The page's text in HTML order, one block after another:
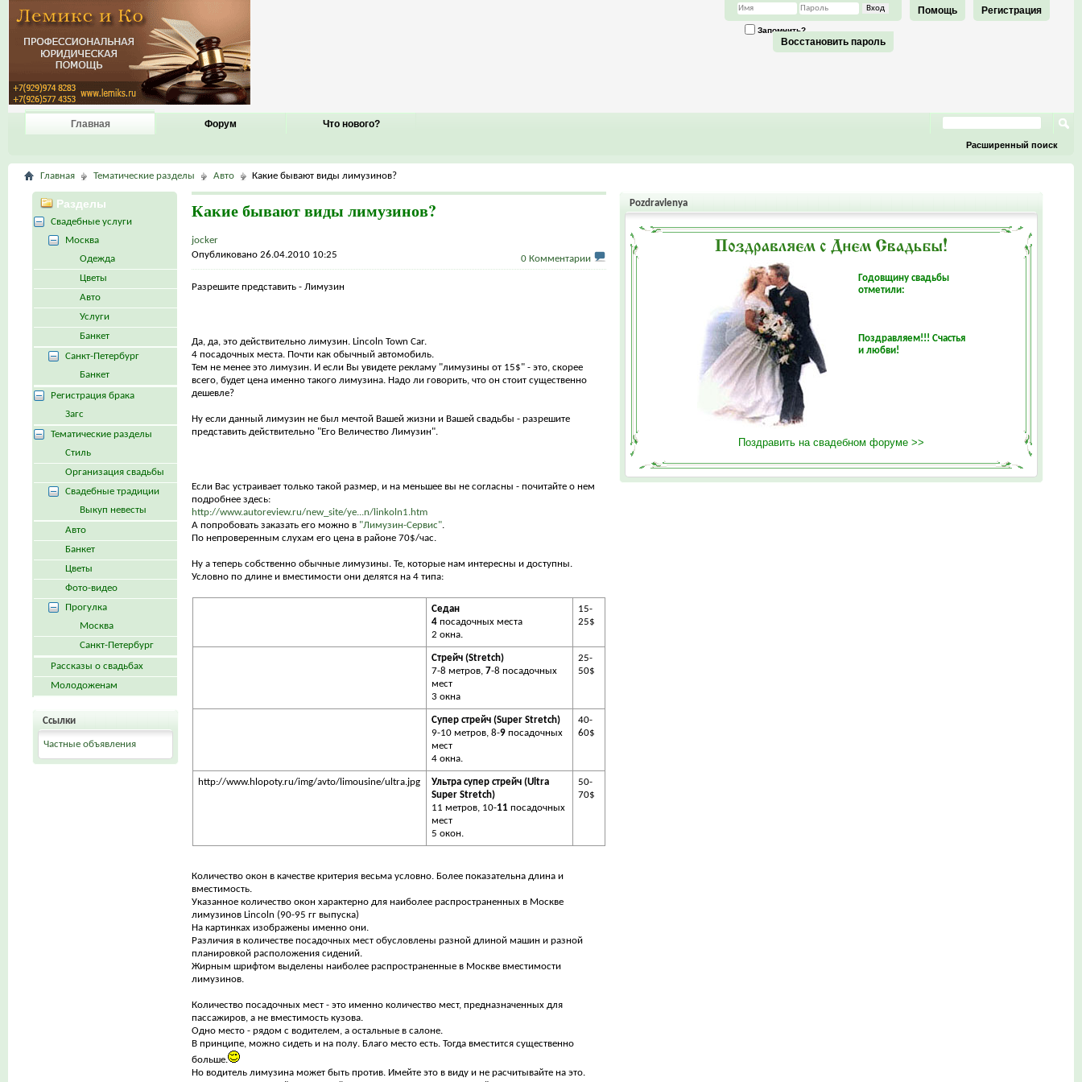
Регистрация
Помощь
Запомнить?
Восстановить пароль
Главная Форум Что нового?
Расширенный поиск
Главная Тематические разделы Авто Какие бывают виды лимузинов?
Какие бывают виды лимузинов?
jocker
Опубликовано 26.04.2010 10:25
0 Комментарии
Разрешите представить - Лимузин
Да, да, это действительно лимузин. Lincoln Town Car.
4 посадочных места. Почти как обычный автомобиль.
Тем не менее это лимузин. И если Вы увидете рекламу "лимузины от 15$" - это, скорее
всего, будет цена именно такого лимузина. Надо ли говорить, что он стоит существенно
дешевле?
Ну если данный лимузин не был мечтой Вашей жизни и Вашей свадьбы - разрешите
представить действительно "Его Величество Лимузин".
Если Вас устраивает только такой размер, и на меньшее вы не согласны - почитайте о нем
подробнее здесь:
http://www.autoreview.ru/new_site/ye...n/linkoln1.htm
А попробовать заказать его можно в "Лимузин-Сервис".
По непроверенным слухам его цена в районе 70$/час.
Ну а теперь собственно обычные лимузины. Те, которые нам интересны и доступны.
Условно по длине и вместимости они делятся на 4 типа:
Седан
4 посадочных места
2 окна.
15-
25$
Стрейч (Stretch)
7-8 метров,7-8 посадочных
мест
3 окна
25-
50$
Супер стрейч (Super Stretch)
9-10 метров, 8-9 посадочных
мест
4 окна.
40-
60$
http://www.hlopoty.ru/img/avto/limousine/ultra.jpg
Ультра супер стрейч (Ultra
Super Stretch)
11 метров, 10-11 посадочных
мест
5 окон.
50-
70$
Количество окон в качестве критерия весьма условно. Более показательна длина и
вместимость.
Указанное количество окон характерно для наиболее распространенных в Москве
лимузинов Lincoln (90-95 гг выпуска)
На картинках изображены именно они.
Различия в количестве посадочных мест обусловлены разной длиной машин и разной
планировкой расположения сидений.
Жирным шрифтом выделены наиболее распространенные в Москве вместимости
лимузинов.
Количество посадочных мест - это именно количество мест, предназначенных для
пассажиров, а не вместимость кузова.
Одно место - рядом с водителем, а остальные в салоне.
В принципе, можно сидеть и на полу. Благо место есть. Тогда вместится существенно
больше.
Но водитель лимузина может быть против. Имейте это в виду и не расчитывайте на это.
Pozdravlenya
Годовщину свадьбы
отметили:
Поздравляем!!! Счастья
и любви!
Поздравить на свадебном форуме >>
Разделы
Свадебные услуги
Москва
Одежда
Цветы
Авто
Услуги
Банкет
Санкт-Петербург
Банкет
Регистрация брака
Загс
Тематические разделы
Стиль
Организация свадьбы
Свадебные традиции
Выкуп невесты
Авто
Банкет
Цветы
Фото-видео
Прогулка
Москва
Санкт-Петербург
Рассказы о свадьбах
Молодоженам
Ссылки
Частные объявления